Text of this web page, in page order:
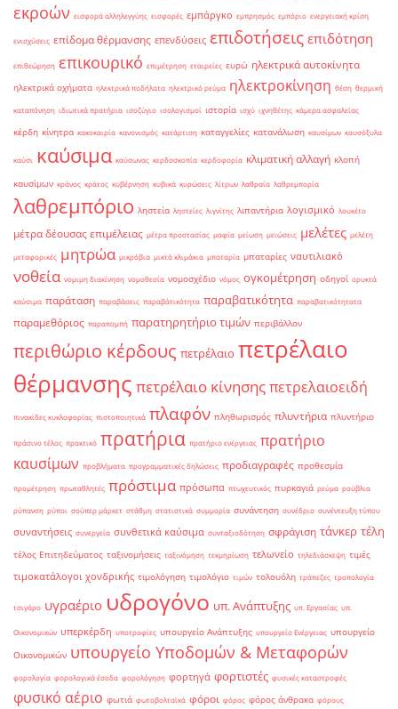
εκροών εισφορά αλληλεγγύης εισφορές εμπάργκο εμπρησμός εμπόριο ενεργειακή κρίση
ενισχύσεις επίδομα θέρμανσης επενδύσεις επιδοτήσεις επιδότηση
επιθεώρηση επικουρικό επιμέτρηση εταιρείες ευρώ ηλεκτρικά αυτοκίνητα
ηλεκτρικά οχήματα ηλεκτρικά ποδήλατα ηλεκτρικό ρεύμα ηλεκτροκίνηση θέση θερμική
καταπόνηση ιδιωτικά πρατήρια ισοζύγιο ισολογισμοί ιστορία ισχύ ιχνηθέτης κάμερα ασφαλείας
κέρδη κίνητρα κακοκαιρία κανονισμός κατάρτιση καταγγελίες κατανάλωση καυσίμων καυσόξυλα
καύσι καύσιμα καύσωνας κερδοσκοπία κερδοφορία κλιματική αλλαγή κλοπή
καυσίμων κράνος κράτος κυβέρνηση κυβικά κυρώσεις λίτρων λαθραία λαθρεμπορία
λαθρεμπόριο ληστεία ληστείες λιγνίτης λιπαντήρια λογισμικό λουκέτο
μέτρα δέουσας επιμέλειας μέτρα προστασίας μαφία μείωση μειώσεις μελέτες μελέτη
μεταφορικές μητρώα μικρόβια μικτά κλιμάκια μπαταρία μπαταρίες ναυτιλιακό
νοθεία νομιμη διακίνηση νομοθεσία νομοσχέδιο νόμος ογκομέτρηση οδηγοί ορυκτά
καύσιμα παράταση παραβάσεις παραβάτικότητα παραβατικότητα παραβατικότητατα
παραμεθόριος παραπομπή παρατηρητήριο τιμών περιβάλλον
περιθώριο κέρδους πετρέλαιο πετρέλαιο
θέρμανσης πετρέλαιο κίνησηςπετρελαιοειδή
πινακίδες κυκλοφορίας πιστοποιητικά πλαφόν πληθωρισμός πλυντήρια πλυντήριο
πράσινο τέλος πρακτικό πρατήρια πρατήριο ενέργειας πρατήριο
καυσίμων προβλήματα προγραμματικές δηλώσεις προδιαγραφές προθεσμία
προμέτρηση πρωταθλητές πρόστιμα πρόσωπα πτωχευτικός πυρκαγιά ρεύμα ρούβλια
ρύπανση ρύποι σούπερ μάρκετ στάθμη στατιστικά συμμορία συνάντηση συνέδριο συνέντευξη τύπου
συναντήσεις συνεργεία συνθετικά καύσιμα συνταξιοδότηση σφράγιση τάνκερ τέλη
τέλος Επιτηδεύματος ταξινομήσεις ταξινόμηση τεκμηρίωση τελωνείο τηλεδιάσκεψη τιμές
τιμοκατάλογοι χονδρικής τιμολόγηση τιμολόγιο τιμών τολουόλη τράπεζες τροπολογία
τσιγάρο υγραέριο υδρογόνο υπ. Ανάπτυξης υπ. Εργασίας υπ.
Οικονομικών υπερκέρδη υποτροφίες υπουργείο Ανάπτυξης υπουργείο Ενέργειας υπουργείο
Οικονομικών υπουργείο Υποδομών & Μεταφορών
φορολογία φορολογικά έσοδα φορολόγηση φορτηγά φορτιστές φυσικές καταστροφές
φυσικό αέριο φωτιά φωτοβολταϊκά φόροι φόρος φόρος άνθρακα φόρους